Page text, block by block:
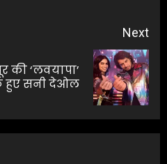
Next
‘लवयापा’
हुए सनी देओल